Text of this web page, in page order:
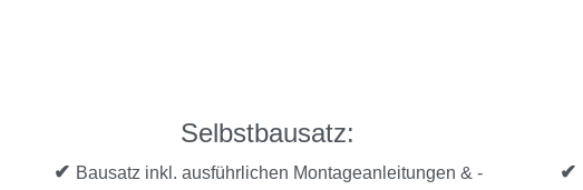
Selbstbausatz:
✔ Bausatz inkl. ausführlichen Montageanleitungen & -
✔